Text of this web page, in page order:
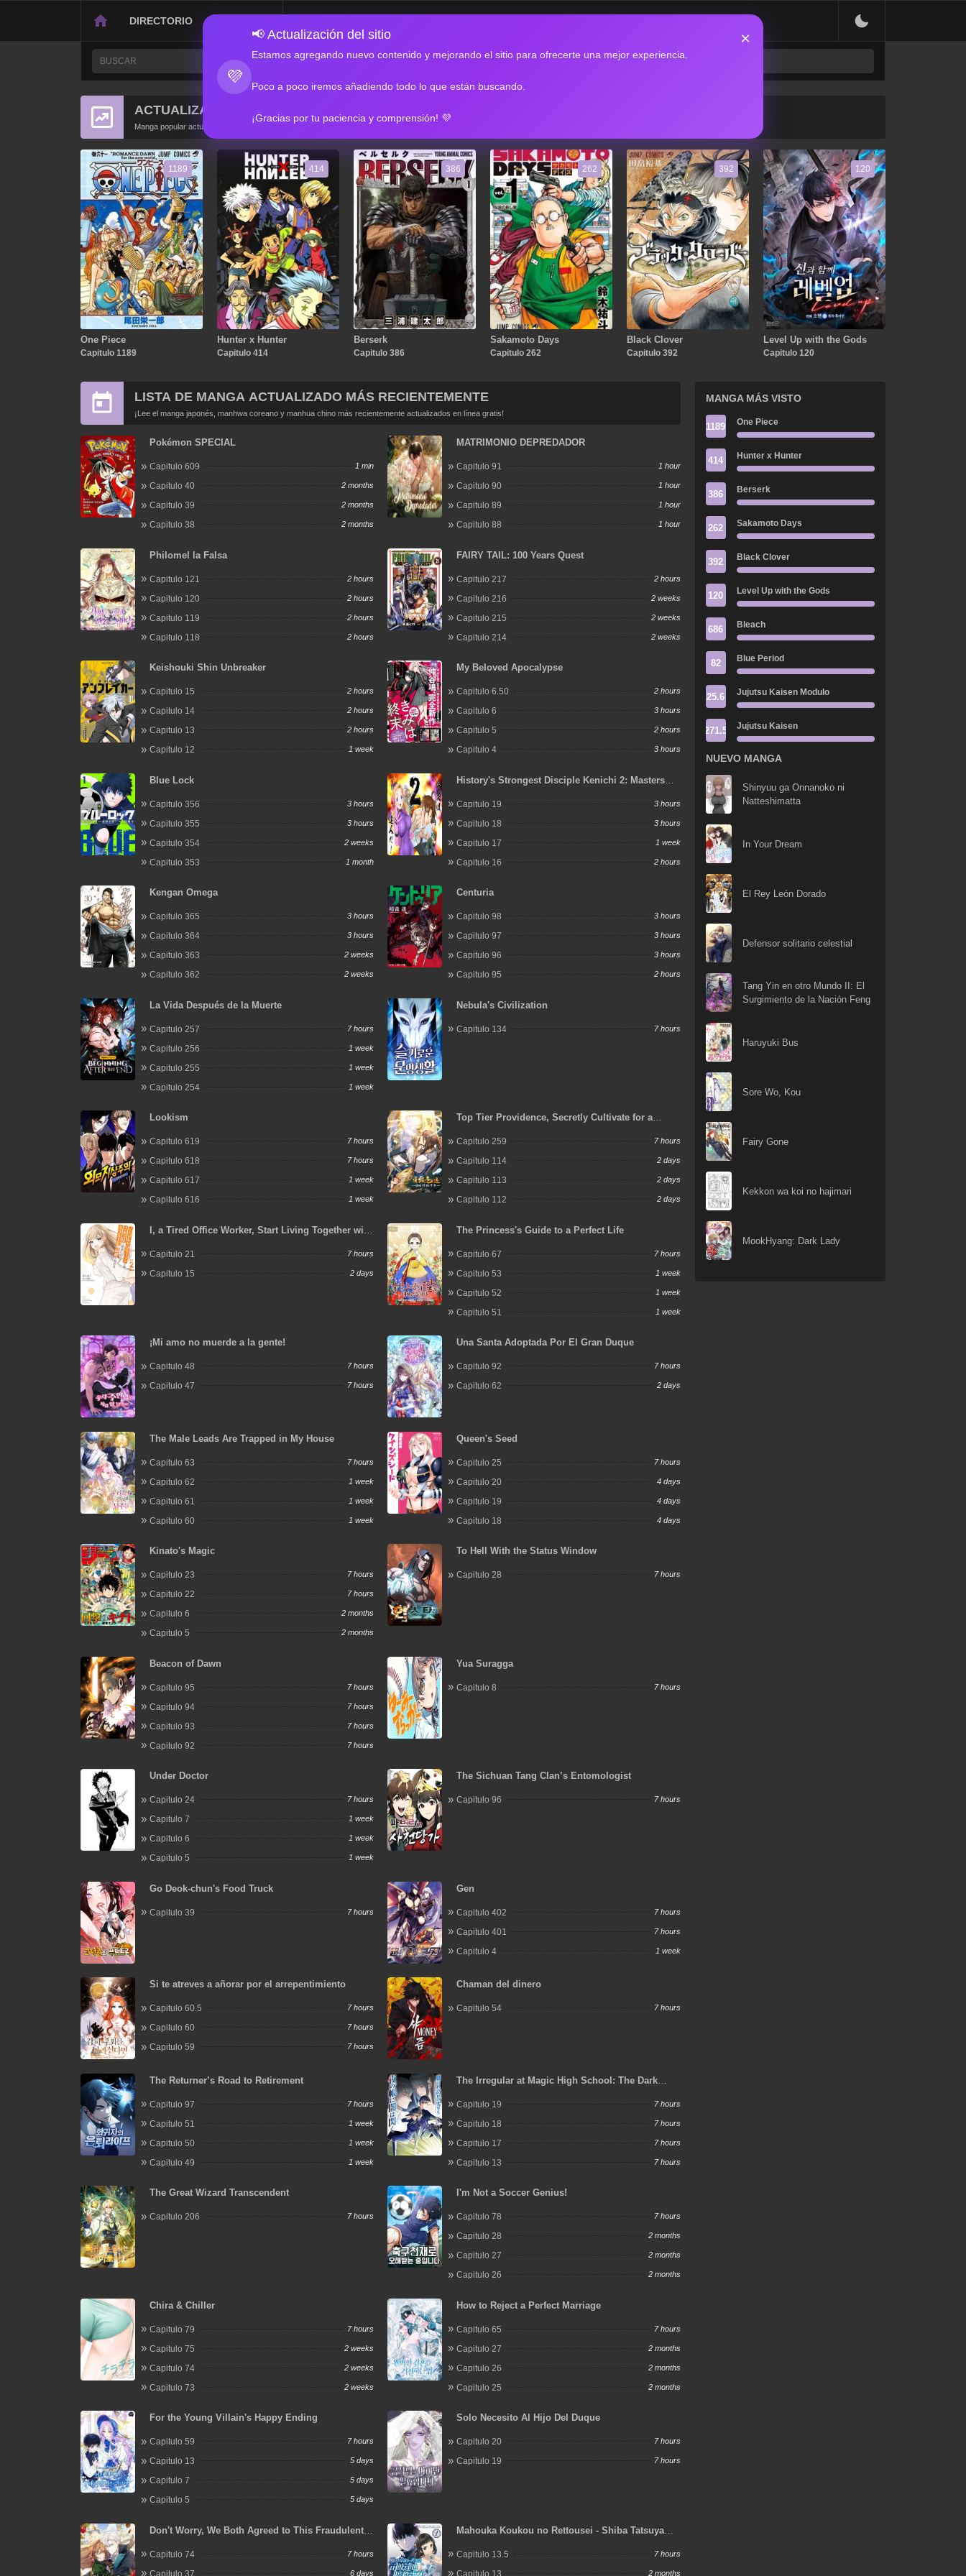
DIRECTORIO
💜
📢 Actualización del sitio
Estamos agregando nuevo contenido y mejorando el sitio para ofrecerte una mejor experiencia.
Poco a poco iremos añadiendo todo lo que están buscando.
¡Gracias por tu paciencia y comprensión! 💜
×
ACTUALIZACIONES POPULARES
Manga popular actualizado recientemente
1189
One Piece
Capitulo 1189
414
Hunter x Hunter
Capitulo 414
386
Berserk
Capitulo 386
262
Sakamoto Days
Capitulo 262
392
Black Clover
Capitulo 392
120
Level Up with the Gods
Capitulo 120
LISTA DE MANGA ACTUALIZADO MÁS RECIENTEMENTE
¡Lee el manga japonés, manhwa coreano y manhua chino más recientemente actualizados en línea gratis!
Pokémon SPECIAL
Capitulo 609 1 min
Capitulo 40 2 months
Capitulo 39 2 months
Capitulo 38 2 months
MATRIMONIO DEPREDADOR
Capitulo 91 1 hour
Capitulo 90 1 hour
Capitulo 89 1 hour
Capitulo 88 1 hour
Philomel la Falsa
Capitulo 121 2 hours
Capitulo 120 2 hours
Capitulo 119 2 hours
Capitulo 118 2 hours
FAIRY TAIL: 100 Years Quest
Capitulo 217 2 hours
Capitulo 216 2 weeks
Capitulo 215 2 weeks
Capitulo 214 2 weeks
Keishouki Shin Unbreaker
Capitulo 15 2 hours
Capitulo 14 2 hours
Capitulo 13 2 hours
Capitulo 12 1 week
My Beloved Apocalypse
Capitulo 6.50 2 hours
Capitulo 6 3 hours
Capitulo 5 2 hours
Capitulo 4 3 hours
Blue Lock
Capitulo 356 3 hours
Capitulo 355 3 hours
Capitulo 354 2 weeks
Capitulo 353 1 month
History's Strongest Disciple Kenichi 2: Masters
Capitulo 19 3 hours
Capitulo 18 3 hours
Capitulo 17 1 week
Capitulo 16 2 hours
Kengan Omega
Capitulo 365 3 hours
Capitulo 364 3 hours
Capitulo 363 2 weeks
Capitulo 362 2 weeks
Centuria
Capitulo 98 3 hours
Capitulo 97 3 hours
Capitulo 96 3 hours
Capitulo 95 2 hours
La Vida Después de la Muerte
Capitulo 257 7 hours
Capitulo 256 1 week
Capitulo 255 1 week
Capitulo 254 1 week
Nebula's Civilization
Capitulo 134 7 hours
Lookism
Capitulo 619 7 hours
Capitulo 618 7 hours
Capitulo 617 1 week
Capitulo 616 1 week
Top Tier Providence, Secretly Cultivate for a
Capitulo 259 7 hours
Capitulo 114 2 days
Capitulo 113 2 days
Capitulo 112 2 days
I, a Tired Office Worker, Start Living Together with
After 7 Years
Capitulo 21 7 hours
Capitulo 15 2 days
The Princess's Guide to a Perfect Life
Capitulo 67 7 hours
Capitulo 53 1 week
Capitulo 52 1 week
Capitulo 51 1 week
¡Mi amo no muerde a la gente!
Capitulo 48 7 hours
Capitulo 47 7 hours
Una Santa Adoptada Por El Gran Duque
Capitulo 92 7 hours
Capitulo 62 2 days
The Male Leads Are Trapped in My House
Capitulo 63 7 hours
Capitulo 62 1 week
Capitulo 61 1 week
Capitulo 60 1 week
Queen's Seed
Capitulo 25 7 hours
Capitulo 20 4 days
Capitulo 19 4 days
Capitulo 18 4 days
Kinato's Magic
Capitulo 23 7 hours
Capitulo 22 7 hours
Capitulo 6 2 months
Capitulo 5 2 months
To Hell With the Status Window
Capitulo 28 7 hours
Beacon of Dawn
Capitulo 95 7 hours
Capitulo 94 7 hours
Capitulo 93 7 hours
Capitulo 92 7 hours
Yua Suragga
Capitulo 8 7 hours
Under Doctor
Capitulo 24 7 hours
Capitulo 7 1 week
Capitulo 6 1 week
Capitulo 5 1 week
The Sichuan Tang Clan’s Entomologist
Capitulo 96 7 hours
Go Deok-chun's Food Truck
Capitulo 39 7 hours
Gen
Capitulo 402 7 hours
Capitulo 401 7 hours
Capitulo 4 1 week
Si te atreves a añorar por el arrepentimiento
Capitulo 60.5 7 hours
Capitulo 60 7 hours
Capitulo 59 7 hours
Chaman del dinero
Capitulo 54 7 hours
The Returner’s Road to Retirement
Capitulo 97 7 hours
Capitulo 51 1 week
Capitulo 50 1 week
Capitulo 49 1 week
The Irregular at Magic High School: The Dark
Capitulo 19 7 hours
Capitulo 18 7 hours
Capitulo 17 7 hours
Capitulo 13 7 hours
The Great Wizard Transcendent
Capitulo 206 7 hours
I'm Not a Soccer Genius!
Capitulo 78 7 hours
Capitulo 28 2 months
Capitulo 27 2 months
Capitulo 26 2 months
Chira & Chiller
Capitulo 79 7 hours
Capitulo 75 2 weeks
Capitulo 74 2 weeks
Capitulo 73 2 weeks
How to Reject a Perfect Marriage
Capitulo 65 7 hours
Capitulo 27 2 months
Capitulo 26 2 months
Capitulo 25 2 months
For the Young Villain's Happy Ending
Capitulo 59 7 hours
Capitulo 13 5 days
Capitulo 7 5 days
Capitulo 5 5 days
Solo Necesito Al Hijo Del Duque
Capitulo 20 7 hours
Capitulo 19 7 hours
Don't Worry, We Both Agreed to This Fraudulent
Capitulo 74 7 hours
Capitulo 37 6 days
Mahouka Koukou no Rettousei - Shiba Tatsuya
Capitulo 13.5 7 hours
Capitulo 13 2 months
MANGA MÁS VISTO
1189 One Piece
414 Hunter x Hunter
386 Berserk
262 Sakamoto Days
392 Black Clover
120 Level Up with the Gods
686 Bleach
82 Blue Period
25.6 Jujutsu Kaisen Modulo
271.5 Jujutsu Kaisen
NUEVO MANGA
Shinyuu ga Onnanoko ni
Natteshimatta
In Your Dream
El Rey León Dorado
Defensor solitario celestial
Tang Yin en otro Mundo II: El
Surgimiento de la Nación Feng
Haruyuki Bus
Sore Wo, Kou
Fairy Gone
Kekkon wa koi no hajimari
MookHyang: Dark Lady